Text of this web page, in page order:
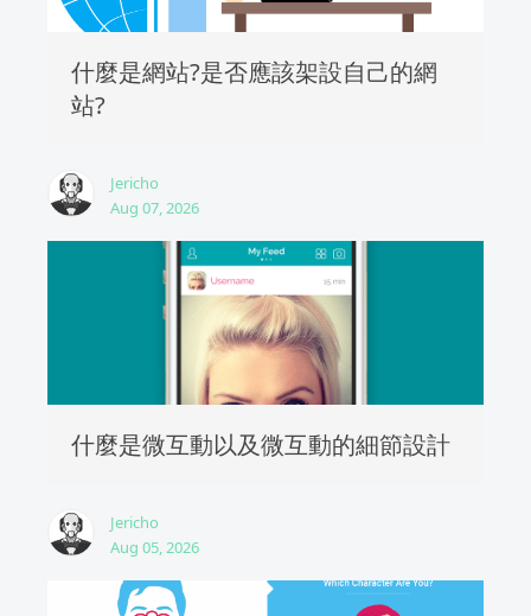
什麼是網站?是否應該架設自己的網
站?
Jericho
Aug 07, 2026
什麼是微互動以及微互動的細節設計
Jericho
Aug 05, 2026